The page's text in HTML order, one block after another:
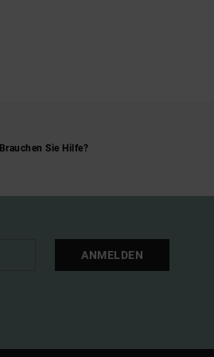
Brauchen Sie Hilfe?
ANMELDEN